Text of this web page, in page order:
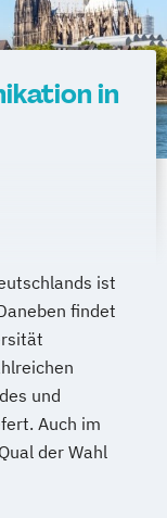
in
ist
findet
und
Auch im
der Wahl